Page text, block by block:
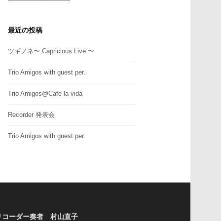
リ
最近の投稿
ツギノネ〜 Capricious Live 〜
Trio Amigos with guest per.
Trio Amigos@Cafe la vida
Recorder 発表会
Trio Amigos with guest per.
コーダー奏者 村山直子